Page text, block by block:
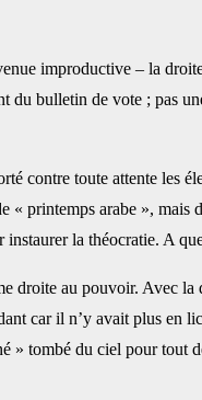
improductive – la
bulletin de vote ; pas
contre toute attente les
printemps arabe »,
la théocratie. A
droite au pouvoir. Avec
car il n’y avait plus en
tombé du ciel pour tout